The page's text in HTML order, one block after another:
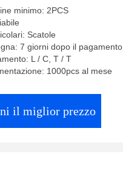
minimo: 2PCS
Scatole
7 giorni dopo il pagamento
L / C, T / T
1000pcs al mese
il miglior prezzo